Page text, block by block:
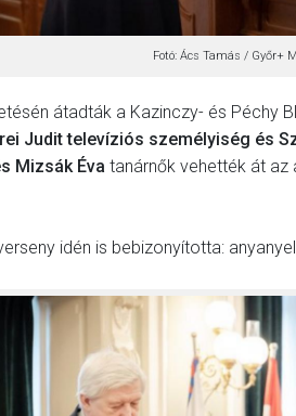
Fotó: Ács Tamás / Győr+
átadták a Kazinczy- és Péchy
Judit televíziós személyiség és
Mizsák Éva tanárnők vehették át
idén is bebizonyította: